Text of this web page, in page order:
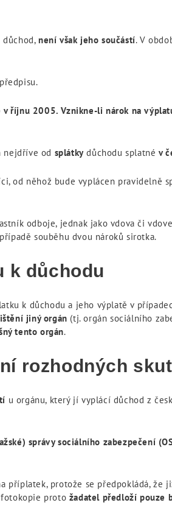
není však jeho součástí. V
říjnu 2005. Vznikne-li nárok na
nejdříve od splátkydůchodu splatnév
od něhož bude vyplácen pravidelně
odboje, jednak jako vdova či
souběhu dvou nároků sirotka.
k důchodu
k důchodu a jeho výplatě v
jiný orgán (tj. orgán sociálního
tento orgán.
rozhodných
u orgánu, který jí vyplácí důchod z
správy sociálního zabezpečení
příplatek, protože se předpokládá, že
proto žadatel předloží pouze